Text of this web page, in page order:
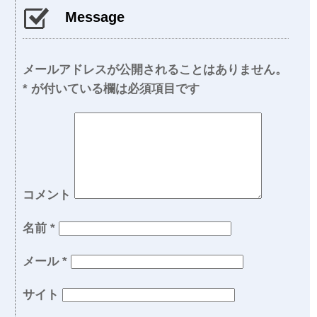
Message
メールアドレスが公開されることはありません。
* が付いている欄は必須項目です
コメント
名前 *
メール *
サイト